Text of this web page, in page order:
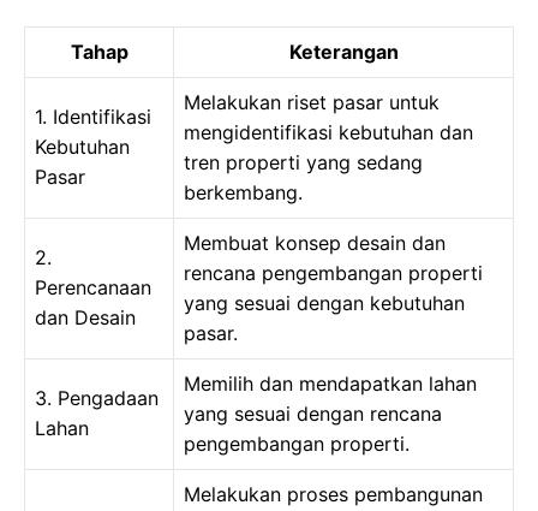
Tahap Keterangan
1. Identifikasi
Kebutuhan
Pasar
Melakukan riset pasar untuk
mengidentifikasi kebutuhan dan
tren properti yang sedang
berkembang.
2.
Perencanaan
dan Desain
Membuat konsep desain dan
rencana pengembangan properti
yang sesuai dengan kebutuhan
pasar.
3. Pengadaan
Lahan
Memilih dan mendapatkan lahan
yang sesuai dengan rencana
pengembangan properti.
Melakukan proses pembangunan